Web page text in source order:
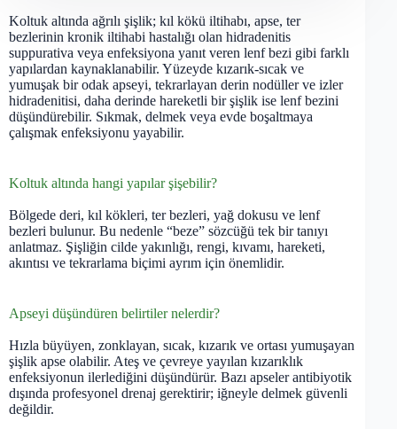
Koltuk altında ağrılı şişlik; kıl kökü iltihabı, apse, ter
bezlerinin kronik iltihabi hastalığı olan hidradenitis
suppurativa veya enfeksiyona yanıt veren lenf bezi gibi farklı
yapılardan kaynaklanabilir. Yüzeyde kızarık-sıcak ve
yumuşak bir odak apseyi, tekrarlayan derin nodüller ve izler
hidradenitisi, daha derinde hareketli bir şişlik ise lenf bezini
düşündürebilir. Sıkmak, delmek veya evde boşaltmaya
çalışmak enfeksiyonu yayabilir.
Koltuk altında hangi yapılar şişebilir?
Bölgede deri, kıl kökleri, ter bezleri, yağ dokusu ve lenf
bezleri bulunur. Bu nedenle “beze” sözcüğü tek bir tanıyı
anlatmaz. Şişliğin cilde yakınlığı, rengi, kıvamı, hareketi,
akıntısı ve tekrarlama biçimi ayrım için önemlidir.
Apseyi düşündüren belirtiler nelerdir?
Hızla büyüyen, zonklayan, sıcak, kızarık ve ortası yumuşayan
şişlik apse olabilir. Ateş ve çevreye yayılan kızarıklık
enfeksiyonun ilerlediğini düşündürür. Bazı apseler antibiyotik
dışında profesyonel drenaj gerektirir; iğneyle delmek güvenli
değildir.